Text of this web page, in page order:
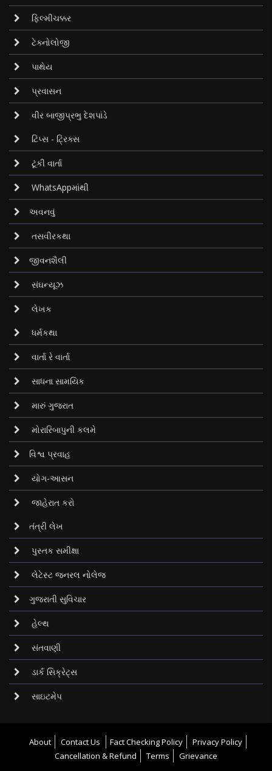
ફિલ્મીચક્કર
ટેક્નોલોજી
પાથેય
પ્રવાસન
વીર બાજીપ્રભુ દેશપાંડે
ટિપ્સ - ટ્રિક્સ
ટૂંકી વાર્તા
WhatsAppમાંથી
અવનવું
તસવીરકથા
જીવનશૈલી
સંઘન્યૂઝ
લેખક
ધર્મકથા
વાર્તા રે વાર્તા
સાધના સામયિક
મારું ગુજરાત
મોરારિબાપુની કલમે
વિશ્વ પ્રવાહ
યોગ-આસન
જાહેરાત કરો
તંત્રી લેખ
પુસ્તક સમીક્ષા
લેટેસ્ટ જનરલ નોલેજ
ગુજરાતી સુવિચાર
હેલ્થ
સંતવાણી
ડાર્ક સિક્રેટ્‌સ
સાઇટમેપ
About Contact Us Fact Checking Policy
Privacy Policy
Cancellation & Refund
Terms
Grievance